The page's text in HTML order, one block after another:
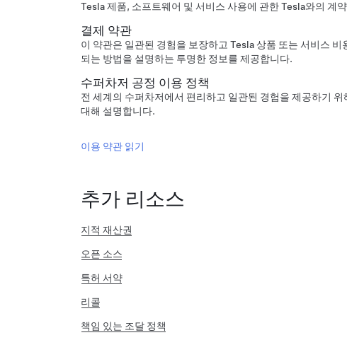
Tesla 제품, 소프트웨어 및 서비스 사용에 관한 Tesla와의 계
결제 약관
이 약관은 일관된 경험을 보장하고 Tesla 상품 또는 서비스
되는 방법을 설명하는 투명한 정보를 제공합니다.
수퍼차저 공정 이용 정책
전 세계의 수퍼차저에서 편리하고 일관된 경험을 제공하기
대해 설명합니다.
이용 약관 읽기
추가 리소스
지적 재산권
오픈 소스
특허 서약
리콜
책임 있는 조달 정책